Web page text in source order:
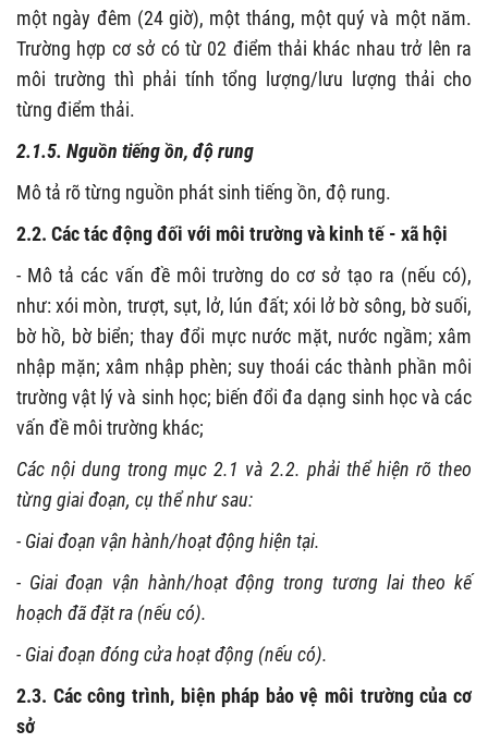
một ngày đêm (24 giờ), một tháng, một quý và một năm.
Trường hợp cơ sở có từ 02 điểm thải khác nhau trở lên ra
môi trường thì phải tính tổng lượng/lưu lượng thải cho
từng điểm thải.
2.1.5. Nguồn tiếng ồn, độ rung
Mô tả rõ từng nguồn phát sinh tiếng ồn, độ rung.
2.2. Các tác động đối với môi trường và kinh tế - xã hội
- Mô tả các vấn đề môi trường do cơ sở tạo ra (nếu có),
như: xói mòn, trượt, sụt, lở, lún đất; xói lở bờ sông, bờ suối,
bờ hồ, bờ biển; thay đổi mực nước mặt, nước ngầm; xâm
nhập mặn; xâm nhập phèn; suy thoái các thành phần môi
trường vật lý và sinh học; biến đổi đa dạng sinh học và các
vấn đề môi trường khác;
Các nội dung trong mục 2.1 và 2.2. phải thể hiện rõ theo
từng giai đoạn, cụ thể như sau:
- Giai đoạn vận hành/hoạt động hiện tại.
- Giai đoạn vận hành/hoạt động trong tương lai theo kế
hoạch đã đặt ra (nếu có).
- Giai đoạn đóng cửa hoạt động (nếu có).
2.3. Các công trình, biện pháp bảo vệ môi trường của cơ
sở